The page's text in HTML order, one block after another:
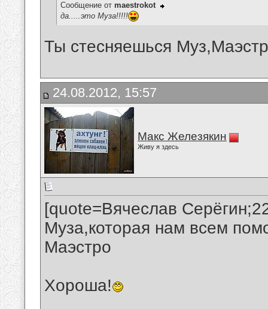
Сообщение от maestrokot
да.....это Муза!!!!!
Ты стесняешься
24.08.2012, 15:57
Макс Железякин
Живу я здесь
[quote=Вячеслав
Муза,которая нам всем
Маэстро
Хороша!